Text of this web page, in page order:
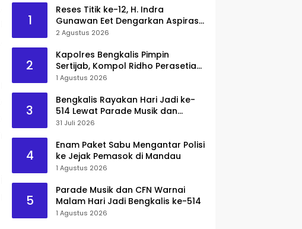
1
Reses Titik ke-12, H. Indra
Gunawan Eet Dengarkan Aspirasi
Senggoro
2 Agustus 2026
2
Kapolres Bengkalis Pimpin
Sertijab, Kompol Ridho Perasetia
Jadi Wakapolres
1 Agustus 2026
3
Bengkalis Rayakan Hari Jadi ke-
514 Lewat Parade Musik dan
Pameran Kuliner
31 Juli 2026
4
Enam Paket Sabu Mengantar Polisi
ke Jejak Pemasok di Mandau
1 Agustus 2026
5
Parade Musik dan CFN Warnai
Malam Hari Jadi Bengkalis ke-514
1 Agustus 2026